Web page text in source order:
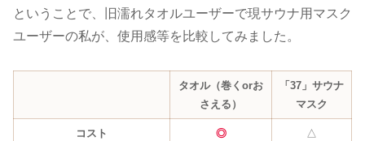
ということで、旧濡れタオルユーザーで現サウナ用マスク
ユーザーの私が、使用感等を比較してみました。
タオル（巻くorお
さえる）
「37」サウナ
マスク
コスト ◎ △